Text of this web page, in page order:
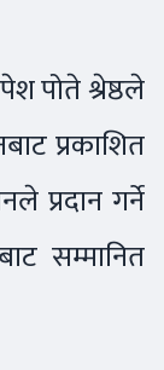
पोते श्रेष्ठले
प्रकाशित
प्रदान गर्ने
सम्मानित